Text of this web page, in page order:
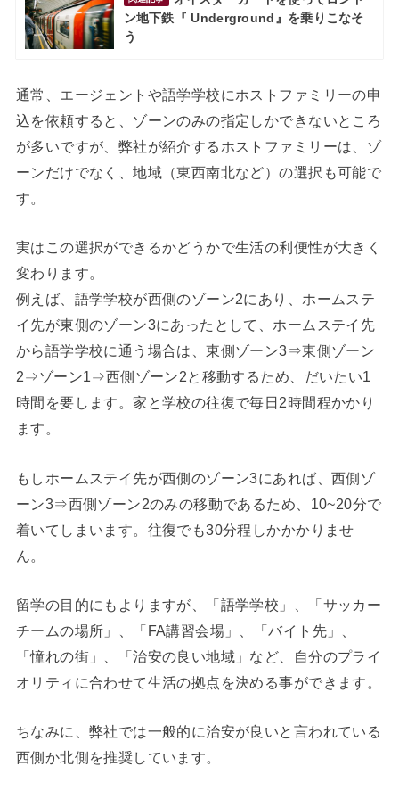
ン地下鉄『 Underground』を乗りこなそ
う
通常、エージェントや語学学校にホストファミリーの申
込を依頼すると、ゾーンのみの指定しかできないところ
が多いですが、弊社が紹介するホストファミリーは、ゾ
ーンだけでなく、地域（東西南北など）の選択も可能で
す。
実はこの選択ができるかどうかで生活の利便性が大きく
変わります。
例えば、語学学校が西側のゾーン2にあり、ホームステ
イ先が東側のゾーン3にあったとして、ホームステイ先
から語学学校に通う場合は、東側ゾーン3⇒東側ゾーン
2⇒ゾーン1⇒西側ゾーン2と移動するため、だいたい1
時間を要します。家と学校の往復で毎日2時間程かかり
ます。
もしホームステイ先が西側のゾーン3にあれば、西側ゾ
ーン3⇒西側ゾーン2のみの移動であるため、10~20分で
着いてしまいます。往復でも30分程しかかかりませ
ん。
留学の目的にもよりますが、「語学学校」、「サッカー
チームの場所」、「FA講習会場」、「バイト先」、
「憧れの街」、「治安の良い地域」など、自分のプライ
オリティに合わせて生活の拠点を決める事ができます。
ちなみに、弊社では一般的に治安が良いと言われている
西側か北側を推奨しています。